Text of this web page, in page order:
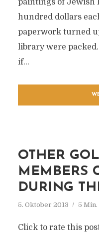
paintings of Jewish
hundred dollars
paperwork turned
library were
if...
OTHER
MEMBERS
DURING
5. Oktober 2013 5 Min.
Click to rate this